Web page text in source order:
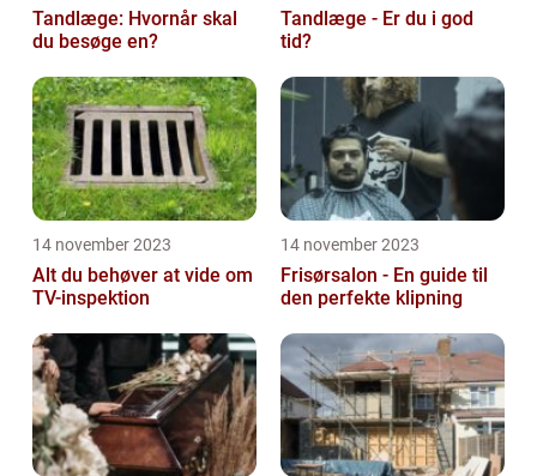
Tandlæge: Hvornår skal
du besøge en?
Tandlæge - Er du i god
tid?
14 november 2023
Alt du behøver at vide om
TV-inspektion
14 november 2023
Frisørsalon - En guide til
den perfekte klipning